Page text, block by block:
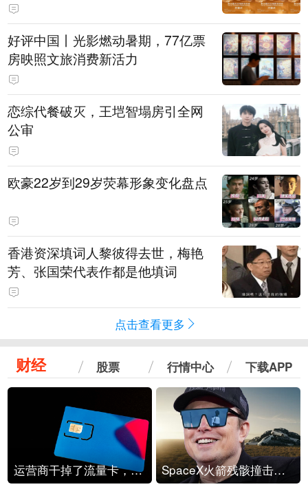
好评中国丨光影燃动暑期，77亿票
房映照文旅消费新活力
恋综代餐破灭，王垲智塌房引全网
公审
欧豪22岁到29岁荧幕形象变化盘点
香港资深填词人黎彼得去世，梅艳
芳、张国荣代表作都是他填词
点击查看更多
财经 股票 行情中心 下载APP
运营商干掉了流量卡，他们真的玩不起了 SpaceX火箭残骸撞击月球